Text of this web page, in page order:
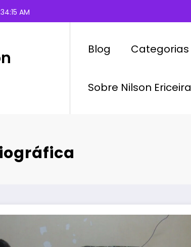
AM
Blog Categorias
Sobre Nilson Ericeira